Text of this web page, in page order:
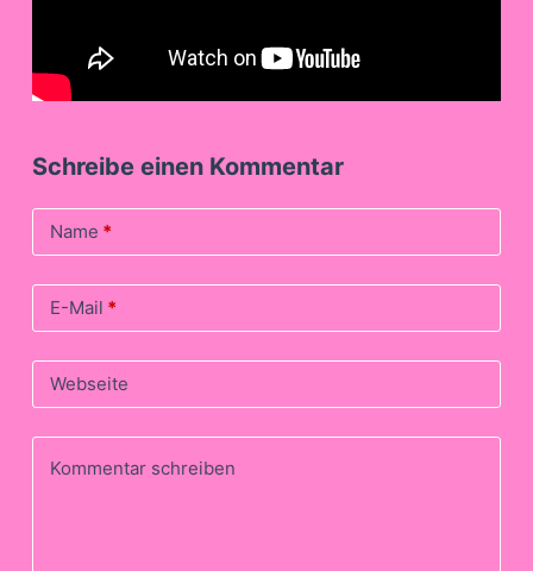
Schreibe einen Kommentar
Name *
E-Mail *
Webseite
Kommentar schreiben